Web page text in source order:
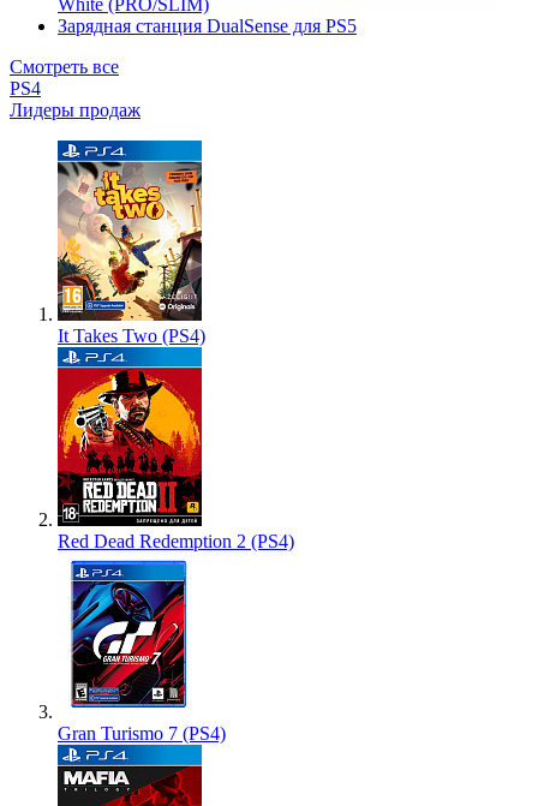
White (PRO/SLIM)
Зарядная станция DualSense для PS5
Смотреть все
PS4
Лидеры продаж
It Takes Two (PS4)
Red Dead Redemption 2 (PS4)
Gran Turismo 7 (PS4)